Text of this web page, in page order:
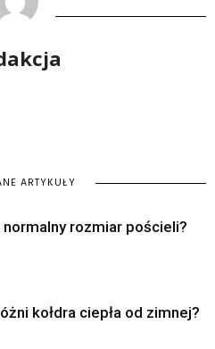
ARTYKUŁY
rozmiar pościeli?
kołdra ciepła od zimnej?